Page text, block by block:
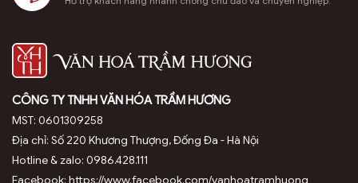
Đèn nến xông trầm hương
gian: từ phòng khách, phòng ngủ, đến các không gian
thiền định hoặc làm việc. Hương thơm nhẹ nhàng của
trầm không chỉ giúp bạn thư giãn mà còn thanh lọc
không khí, mang đến sự cân bằng và tĩnh tại.
CÔNG TY TNHH VĂN HÓA TRẦM HƯƠNG
MST: 0601309258
Địa chỉ: Số 220 Khương Thượng, Đống Đa - Hà Nội
Hotline & zalo: 0986.428.111
Facebook: https://www.facebook.com/vanhoatramhuong